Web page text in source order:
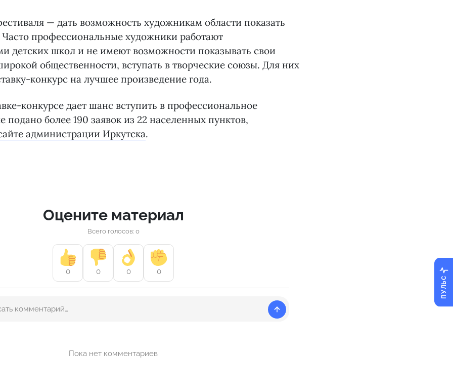
— дать возможность художникам области показать
Часто профессиональные художники работают
детских школ и не имеют возможности показывать свои
общественности, вступать в творческие союзы. Для них
конкурс на лучшее произведение года.
конкурсе дает шанс вступить в профессиональное
подано более 190 заявок из 22 населенных пунктов,
администрации Иркутска.
Оцените материал
Всего голосов: 0
0 0 0 0
Пока нет комментариев
ПУЛЬС